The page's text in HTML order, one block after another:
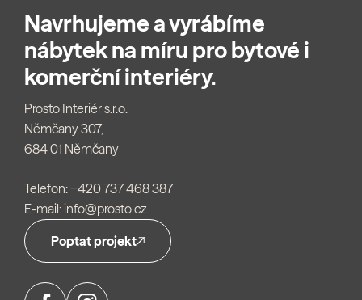
Navrhujeme a vyrábíme
nábytek na míru pro bytové i
komerční interiéry.
Prosto Interiér s.r.o.
Němčany 307,
684 01 Němčany
Telefon:+420 737 468 387
E-mail: info@prosto.cz
Poptat projekt